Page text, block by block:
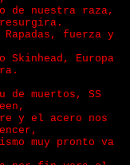
de nuestra raza,
resurgira.
Rapadas, fuerza y
Skinhead, Europa
de muertos, SS
y el acero nos
muy pronto va